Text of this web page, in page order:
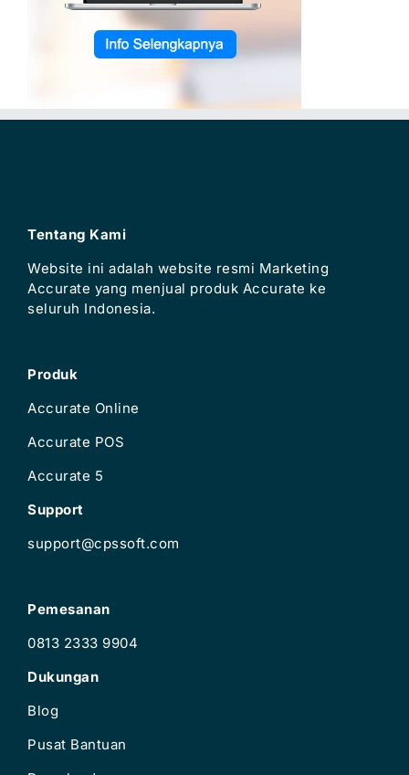
Tentang Kami
Website ini adalah website resmi Marketing
Accurate yang menjual produk Accurate ke
seluruh Indonesia.
Produk
Accurate Online
Accurate POS
Accurate 5
Support
support@cpssoft.com
Pemesanan
0813 2333 9904
Dukungan
Blog
Pusat Bantuan